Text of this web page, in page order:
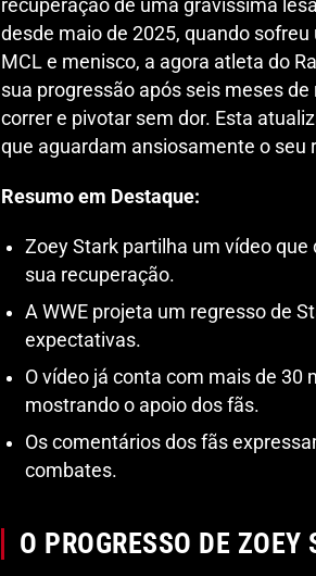
recuperação de uma gravíssima
desde maio de 2025, quando
MCL e menisco, a agora atleta do
sua progressão após seis meses
correr e pivotar sem dor. Esta
que aguardam ansiosamente o seu
Resumo em Destaque:
Zoey Stark partilha um vídeo
sua recuperação.
A WWE projeta um regresso de
expectativas.
O vídeo já conta com mais de 30
mostrando o apoio dos fãs.
Os comentários dos fãs
combates.
O PROGRESSO DE